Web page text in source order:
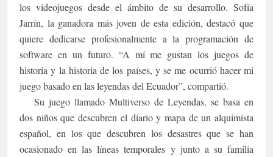
los videojuegos desde el ámbito de su desarrollo. Sofía
Jarrín, la ganadora más joven de esta edición, destacó que
quiere dedicarse profesionalmente a la programación de
software en un futuro. “A mí me gustan los juegos de
historia y la historia de los países, y se me ocurrió hacer mi
juego basado en las leyendas del Ecuador”, compartió.
Su juego llamado Multiverso de Leyendas, se basa en
dos niños que descubren el diario y mapa de un alquimista
español, en los que descubren los desastres que se han
ocasionado en las líneas temporales y junto a su familia